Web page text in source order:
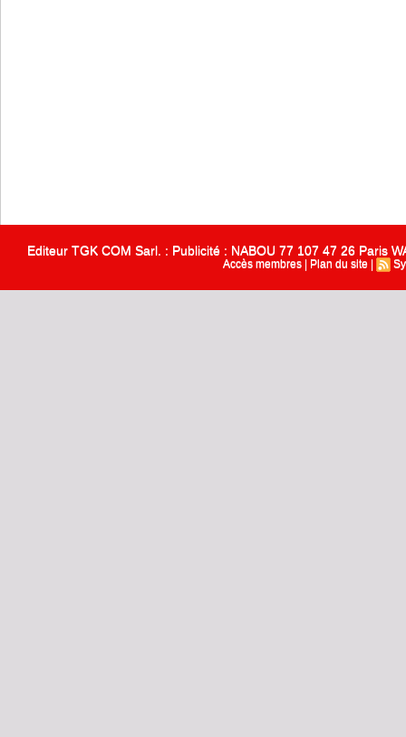
Editeur TGK COM Sarl. : Publicité : NABOU 77 107 47 26 Paris
Accès membres Plan du site